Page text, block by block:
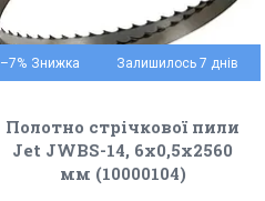
–7% Залишилось 7 днів
Полотно стрічкової пили
Jet JWBS-14, 6х0,5х2560
мм (10000104)